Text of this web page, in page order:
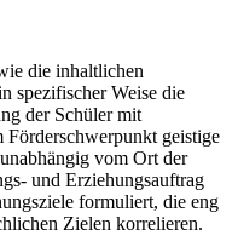
die inhaltlichen
spezifischer Weise die
der Schüler mit
Förderschwerpunkt geistige
vom Ort der
und Erziehungsauftrag
formuliert, die eng
Zielen korrelieren.